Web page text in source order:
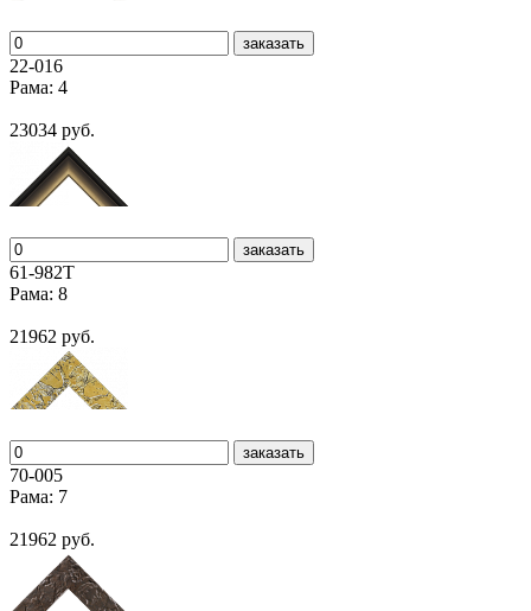
заказать
22-016
Рама: 4
23034 руб.
заказать
61-982T
Рама: 8
21962 руб.
заказать
70-005
Рама: 7
21962 руб.